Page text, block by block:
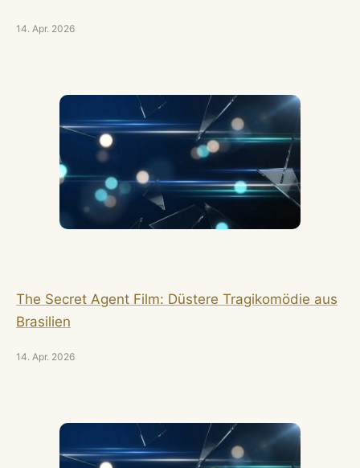
14. Apr. 2026
The Secret Agent Film: Düstere Tragikomödie aus
Brasilien
14. Apr. 2026